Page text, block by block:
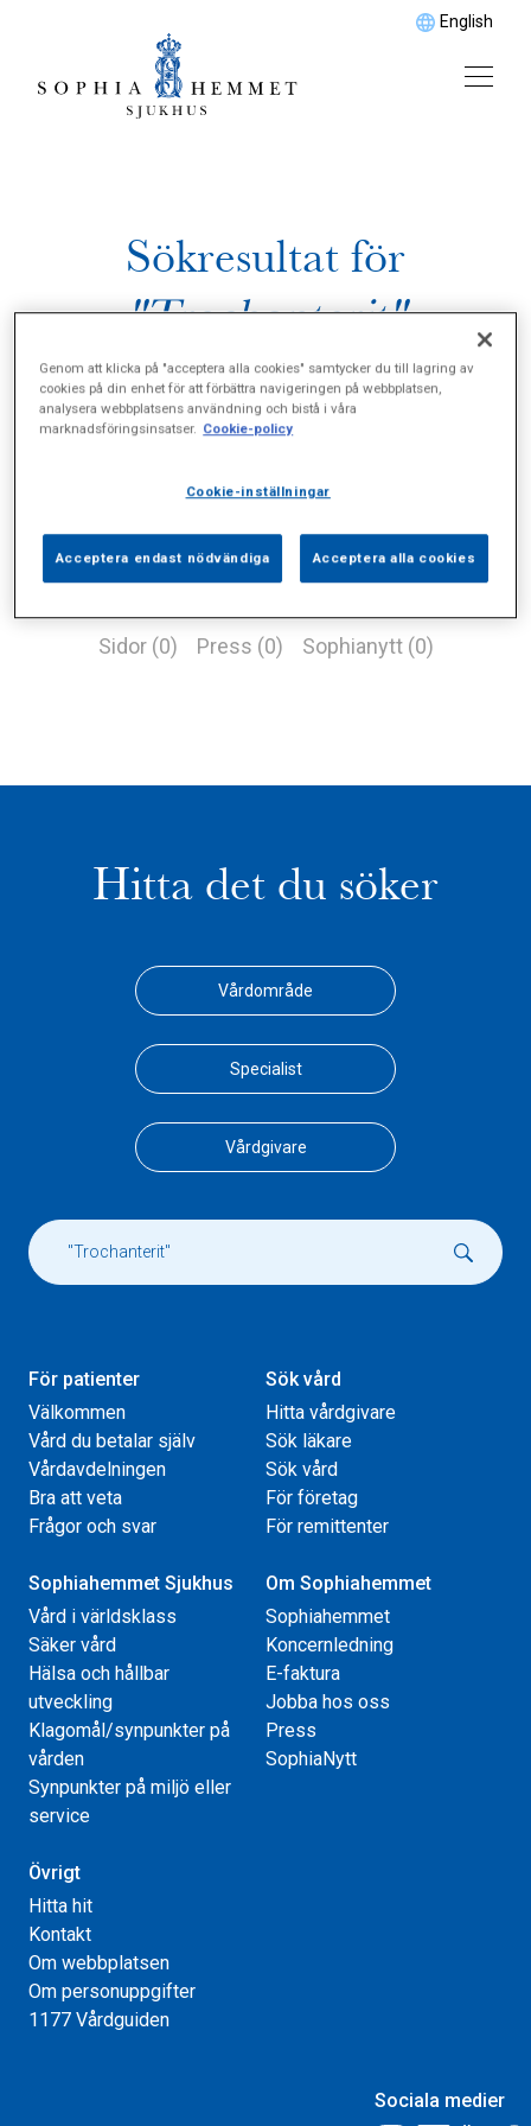
English
Sökresultat för
"Trochanterit"
Sidor (0) Press (0) Sophianytt (0)
Hitta det du söker
Vårdområde
Specialist
Vårdgivare
För patienter
Välkommen
Vård du betalar själv
Vårdavdelningen
Bra att veta
Frågor och svar
Sök vård
Hitta vårdgivare
Sök läkare
Sök vård
För företag
För remittenter
Sophiahemmet Sjukhus
Vård i världsklass
Säker vård
Hälsa och hållbar
utveckling
Klagomål/synpunkter på
vården
Synpunkter på miljö eller
service
Om Sophiahemmet
Sophiahemmet
Koncernledning
E-faktura
Jobba hos oss
Press
SophiaNytt
Övrigt
Hitta hit
Kontakt
Om webbplatsen
Om personuppgifter
1177 Vårdguiden
Sociala medier
Genom att klicka på "acceptera alla cookies" samtycker du till lagring av
cookies på din enhet för att förbättra navigeringen på webbplatsen,
analysera webbplatsens användning och bistå i våra
marknadsföringsinsatser. Cookie-policy
Cookie-inställningar
Acceptera endast nödvändiga Acceptera alla cookies